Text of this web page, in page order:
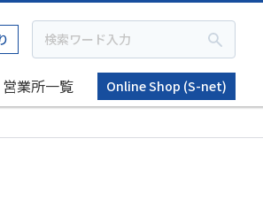
営業所一覧
Online Shop (S-net)